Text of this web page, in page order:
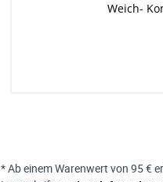
Weich-
* Ab einem Warenwert von 95 €